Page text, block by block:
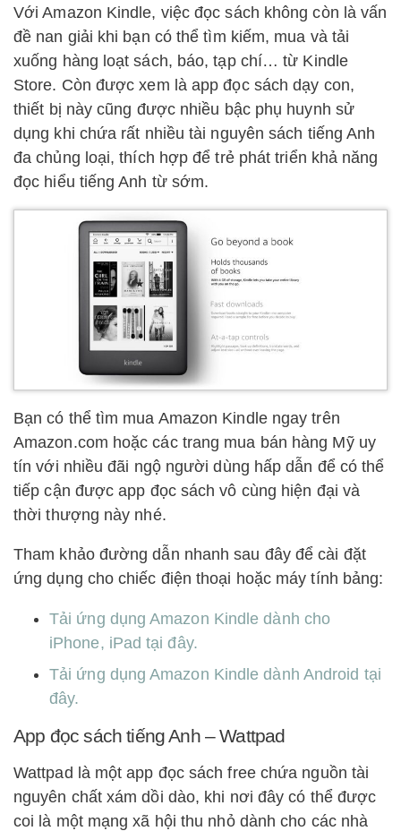
Với Amazon Kindle, việc đọc sách không còn là vấn
đề nan giải khi bạn có thể tìm kiếm, mua và tải
xuống hàng loạt sách, báo, tạp chí… từ Kindle
Store. Còn được xem là app đọc sách dạy con,
thiết bị này cũng được nhiều bậc phụ huynh sử
dụng khi chứa rất nhiều tài nguyên sách tiếng Anh
đa chủng loại, thích hợp để trẻ phát triển khả năng
đọc hiểu tiếng Anh từ sớm.
Bạn có thể tìm mua Amazon Kindle ngay trên
Amazon.com hoặc các trang mua bán hàng Mỹ uy
tín với nhiều đãi ngộ người dùng hấp dẫn để có thể
tiếp cận được app đọc sách vô cùng hiện đại và
thời thượng này nhé.
Tham khảo đường dẫn nhanh sau đây để cài đặt
ứng dụng cho chiếc điện thoại hoặc máy tính bảng:
Tải ứng dụng Amazon Kindle dành cho
iPhone, iPad tại đây.
Tải ứng dụng Amazon Kindle dành Android tại
đây.
App đọc sách tiếng Anh – Wattpad
Wattpad là một app đọc sách free chứa nguồn tài
nguyên chất xám dồi dào, khi nơi đây có thể được
coi là một mạng xã hội thu nhỏ dành cho các nhà